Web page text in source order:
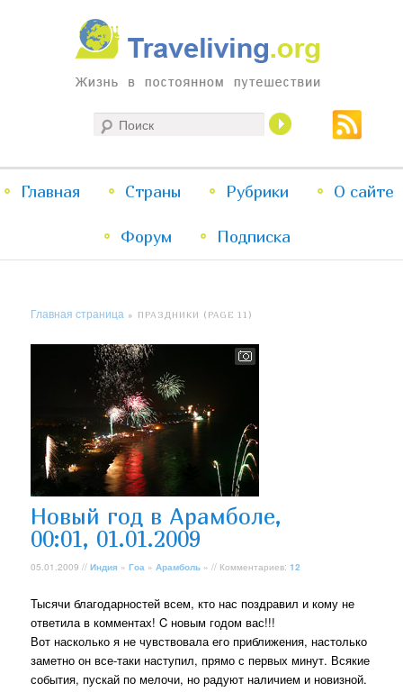
Traveliving
Жизнь в постоянном путешествии
меню
Перейти
к
Перейти
к
Главная Страны Рубрики О сайте
Форум Подписка
Главная страница » ПРАЗДНИКИ (PAGE 11)
Новый год в Арамболе,
00:01, 01.01.2009
05.01.2009 //Индия »Гоа »Арамболь » // Комментариев:12
Тысячи благодарностей всем, кто нас поздравил и кому не
ответила в комментах! C новым годом вас!!!
Вот насколько я не чувствовала его приближения, настолько
заметно он все-таки наступил, прямо с первых минут. Всякие
события, пускай по мелочи, но радуют наличием и новизной.